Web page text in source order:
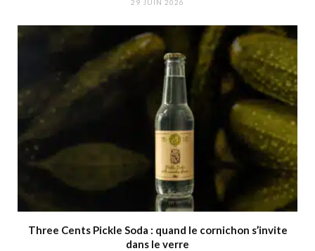
29 JUIN 2026
Three Cents Pickle Soda : quand le cornichon s’invite
dans le verre